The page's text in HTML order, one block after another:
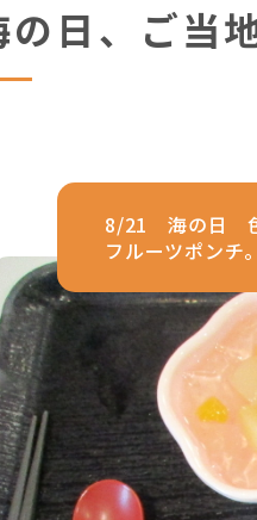
の日、ご当
8/21 海の日 色
フルーツポンチ